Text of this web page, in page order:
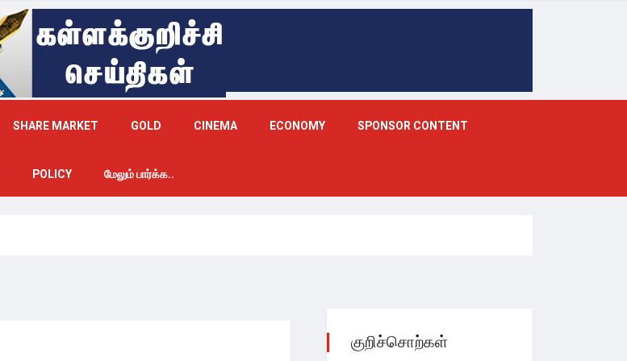
SHARE MARKET GOLD CINEMA ECONOMY SPONSOR CONTENT
POLICY மேலும் பார்க்க..
குறிச்சொற்கள்